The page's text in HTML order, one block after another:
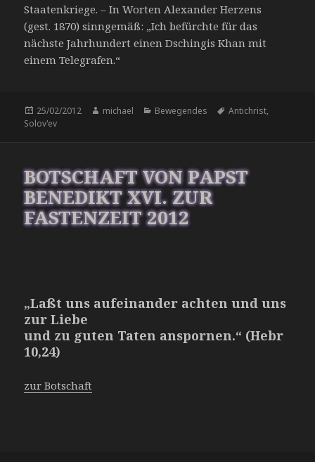
Staatenkriege. – In Worten Alexander Herzens
(gest. 1870) sinngemäß: „Ich befürchte für das
nächste Jahrhundert einen Dschingis Khan mit
einem Telegrafen.“
Veröffentlicht
am
25/02/2012 Autor
michael Kategorien
Bewegendes Schlagwörter
Antichrist,
Solov'ev
BOTSCHAFT VON PAPST
BENEDIKT XVI. ZUR
FASTENZEIT 2012
„Laßt uns aufeinander achten und uns
zur Liebe
und zu guten Taten anspornen.“ (Hebr
10,24)
zur Botschaft